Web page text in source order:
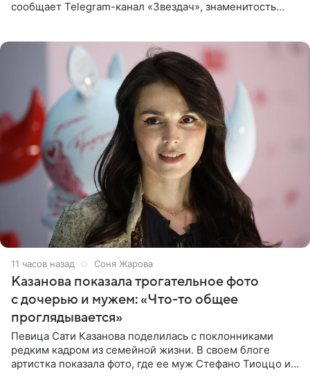
сообщает Telegram-канал «Звездач», знаменитость
11 часов назад Соня Жарова
Казанова показала трогательное фото
с дочерью и мужем: «Что-то общее
проглядывается»
Певица Сати Казанова поделилась с поклонниками
редким кадром из семейной жизни. В своем блоге
артистка показала фото, где ее муж Стефано Тиоццо и